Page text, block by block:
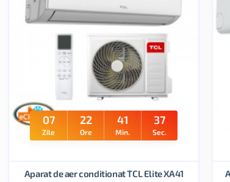
07
Zile
22
Ore
41
Min.
37
Sec.
Aparat de aer conditionat TCL Elite XA41